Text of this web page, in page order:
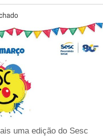
uma edição do Sesc